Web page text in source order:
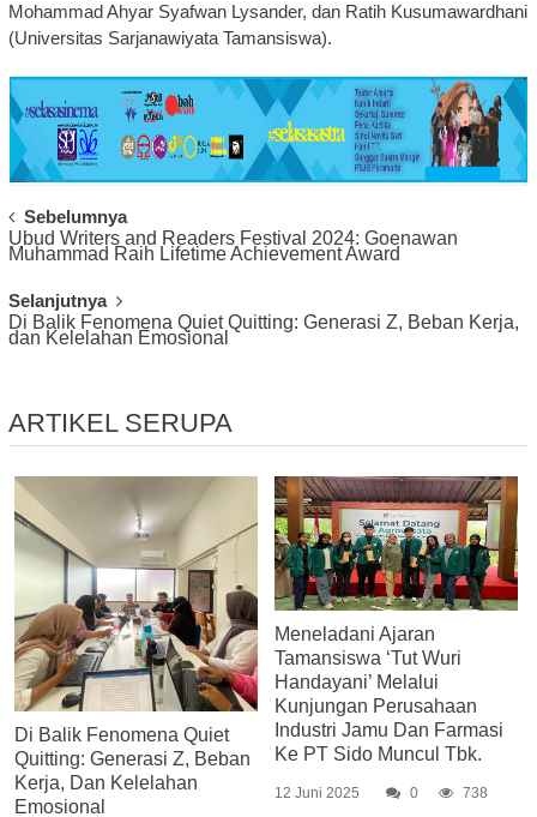
Mohammad Ahyar Syafwan Lysander, dan Ratih Kusumawardhani
(Universitas Sarjanawiyata Tamansiswa).
Post
Navigation
Sebelumnya
Ubud Writers and Readers Festival 2024: Goenawan
Muhammad Raih Lifetime Achievement Award
Selanjutnya
Di Balik Fenomena Quiet Quitting: Generasi Z, Beban Kerja,
dan Kelelahan Emosional
ARTIKEL SERUPA
Di Balik Fenomena Quiet
Quitting: Generasi Z, Beban
Kerja, Dan Kelelahan
Emosional
Meneladani Ajaran
Tamansiswa ‘Tut Wuri
Handayani’ Melalui
Kunjungan Perusahaan
Industri Jamu Dan Farmasi
Ke PT Sido Muncul Tbk.
12 Juni 2025 0 738